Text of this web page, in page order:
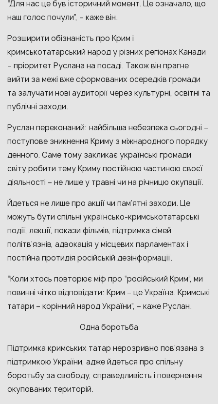
“Для нас це був історичний момент. Це означало, що
наш голос почули”, – каже він.
Розширити обізнаність про Крим і
кримськотатарський народ у різних регіонах Канади
– пріоритет Руслана на посаді. Також він прагне
вийти за межі вже сформованих осередків громади
та залучати нові аудиторії через культурні, освітні та
публічні заходи.
Руслан переконаний: найбільша небезпека сьогодні –
поступове зникнення Криму з міжнародного порядку
денного. Саме тому закликає українські громади
світу робити тему Криму постійною частиною своєї
діяльності – не лише у травні чи на річницю окупації.
Йдеться не лише про акції чи пам’ятні заходи. Це
можуть бути спільні українсько-кримськотатарські
події, лекції, покази фільмів, підтримка сімей
політв’язнів, адвокація у місцевих парламентах і
постійна протидія російській дезінформації.
“Коли хтось повторює міф про “російський Крим”, ми
повинні чітко відповідати: Крим – це Україна. Кримські
татари – корінний народ України”, – каже Руслан.
Одна боротьба
Підтримка кримських татар нерозривно пов’язана з
підтримкою України, адже йдеться про спільну
боротьбу за свободу, справедливість і повернення
окупованих територій.